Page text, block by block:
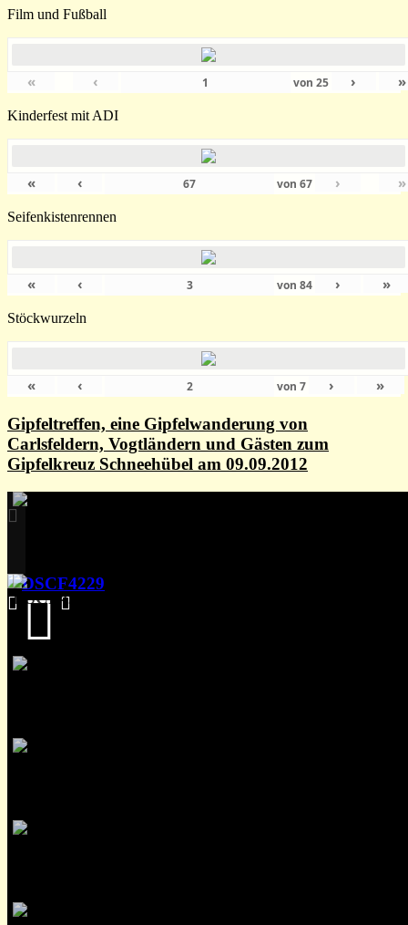
Film und Fußball
« ‹ von 25 › »
Kinderfest mit ADI
« ‹ von67 › »
Seifenkistenrennen
« ‹ von84 › »
Stöckwurzeln
« ‹ von7 › »
Gipfeltreffen, eine Gipfelwanderung von
Carlsfeldern, Vogtländern und Gästen zum
Gipfelkreuz Schneehübel am 09.09.2012